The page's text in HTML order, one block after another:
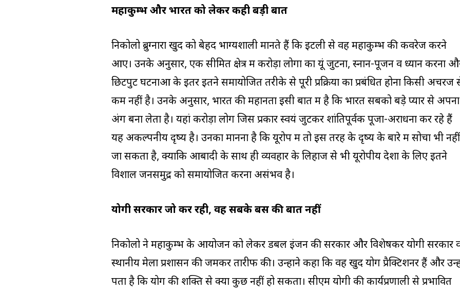
महाकुम्भ और भारत को लेकर कही बड़ी बात
निकोलो ब्रुग्नारा खुद को बेहद भाग्यशाली मानते हैं कि इटली से वह महाकुम्भ की कवरेज करने
आए। उनके अनुसार, एक सीमित क्षेत्र में करोड़ों लोगों का यूं जुटना, स्नान-पूजन व ध्यान करना
छिटपुट घटनाओं के इतर इतने समायोजित तरीके से पूरी प्रक्रिया का प्रबंधित होना किसी अचरज
कम नहीं है। उनके अनुसार, भारत की महानता इसी बात में है कि भारत सबको बड़े प्यार से अपना
अंग बना लेता है। यहां करोड़ों लोग जिस प्रकार स्वयं जुटकर शांतिपूर्वक पूजा-अराधना कर रहे हैं
यह अकल्पनीय दृष्य है। उनका मानना है कि यूरोप में तो इस तरह के दृष्य के बारे में सोचा भी नहीं
जा सकता है, क्योंकि आबादी के साथ ही व्यवहार के लिहाज से भी यूरोपीय देशों के लिए इतने
विशाल जनसमुद्र को समायोजित करना असंभव है।
योगी सरकार जो कर रही, वह सबके बस की बात नहीं
निकोलो ने महाकुम्भ के आयोजन को लेकर डबल इंजन की सरकार और विशेषकर योगी सरकार
स्थानीय मेला प्रशासन की जमकर तारीफ की। उन्होंने कहा कि वह खुद योग प्रैक्टिशनर हैं और
पता है कि योग की शक्ति से क्या कुछ नहीं हो सकता। सीएम योगी की कार्यप्रणाली से प्रभावित